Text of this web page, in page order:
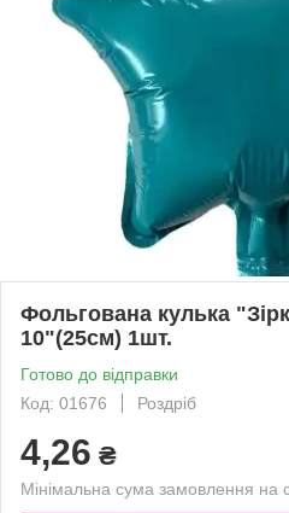
Фольгована кулька
10"(25см) 1шт.
Готово до відправки
Код: 01676
Роздріб
4,26 ₴
Мінімальна сума замовлення на